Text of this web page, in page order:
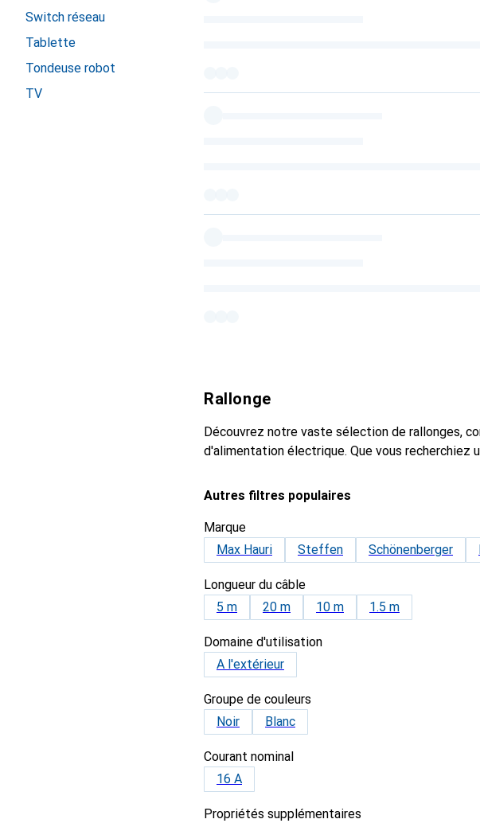
Switch réseau
Tablette
Tondeuse robot
TV
Rallonge
Découvrez notre vaste sélection de rallonges,
d'alimentation électrique. Que vous recherchiez
Autres filtres populaires
Marque
Max Hauri
Steffen Schönenberger
Longueur du câble
5 m
20 m 10 m 1.5 m
Domaine d'utilisation
A l'extérieur
Groupe de couleurs
Noir
Blanc
Courant nominal
16 A
Propriétés supplémentaires